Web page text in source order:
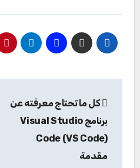
المقالات
كل ما تحتاج معرفته عن
برنامج Visual Studio
Code (VS Code)
مقدمة